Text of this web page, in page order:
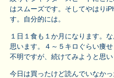
はスムーズです。そしてやはり
す。自分的には。
１日１食も１か月になります。
思います。４～５キロぐらい痩
不明ですが、続けてみようと思い
今日は買ったけど読んでいなかっ